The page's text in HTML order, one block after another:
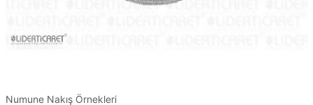
Numune Nakış Örnekleri